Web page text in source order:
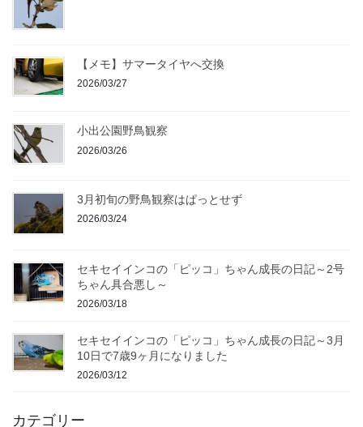
【メモ】サマータイヤへ交換
2026/03/27
小出公園野鳥観察
2026/03/26
3月初旬の野鳥観察はぱっとせず
2026/03/24
セキセイインコの「ピッコ」ちゃん成長の日記～2号
ちゃん具合悪し～
2026/03/18
セキセイインコの「ピッコ」ちゃん成長の日記～3月
10日で7歳9ヶ月になりました
2026/03/12
カテゴリー